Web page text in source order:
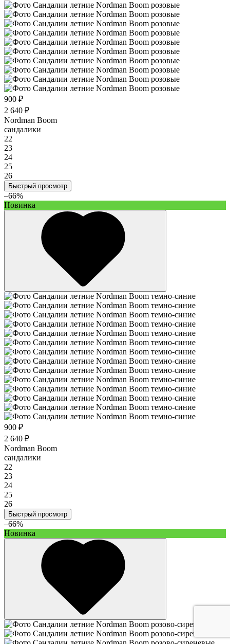
900 ₽
2 640 ₽
Nordman Boom
сандалики
22
23
24
25
26
Быстрый просмотр
–66%
Новинка
900 ₽
2 640 ₽
Nordman Boom
сандалики
22
23
24
25
26
Быстрый просмотр
–66%
Новинка